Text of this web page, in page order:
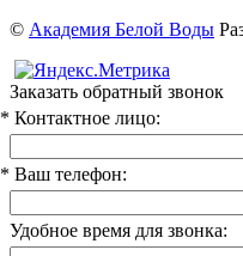
© Академия Белой Воды
Заказать обратный звонок
* Контактное лицо:
* Ваш телефон:
Удобное время для звонка: